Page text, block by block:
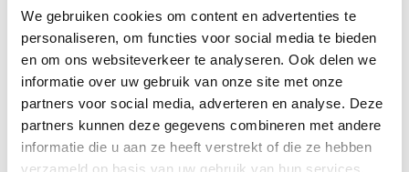
We gebruiken cookies om content en advertenties te
personaliseren, om functies voor social media te bieden
en om ons websiteverkeer te analyseren. Ook delen we
informatie over uw gebruik van onze site met onze
partners voor social media, adverteren en analyse. Deze
partners kunnen deze gegevens combineren met andere
informatie die u aan ze heeft verstrekt of die ze hebben
verzameld op basis van uw gebruik van hun services.
€13,37 Incl. BTW
€11,05
Vergelijk Toegevoegd aan
vergelijking
Bulkvoordeel bij werkkleding.com